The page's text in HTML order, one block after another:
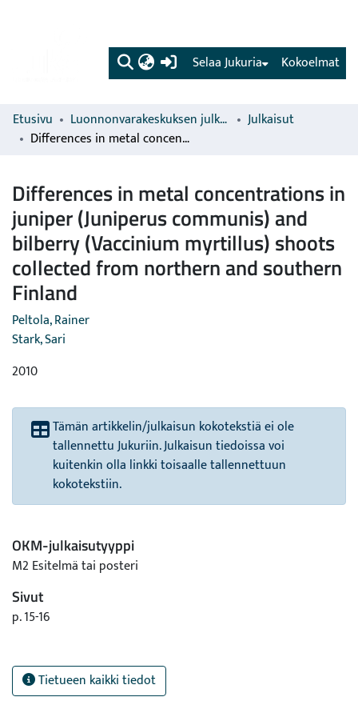
(current) Kokoelmat
Selaa Jukuria
Etusivu Luonnonvarakeskuksen julkaisut
Julkaisut
Differences in metal concentrations in juniper (Juniperus communis) and bilberry (Vaccinium myrtillus) shoots collected from northern and southern Finland
Differences in metal concentrations in
juniper (Juniperus communis) and
bilberry (Vaccinium myrtillus) shoots
collected from northern and southern
Finland
Peltola, Rainer
Stark, Sari
2010
Tämän artikkelin/julkaisun kokotekstiä ei ole
tallennettu Jukuriin. Julkaisun tiedoissa voi
kuitenkin olla linkki toisaalle tallennettuun
kokotekstiin.
OKM-julkaisutyyppi
M2 Esitelmä tai posteri
Sivut
p. 15-16
Tietueen kaikki tiedot